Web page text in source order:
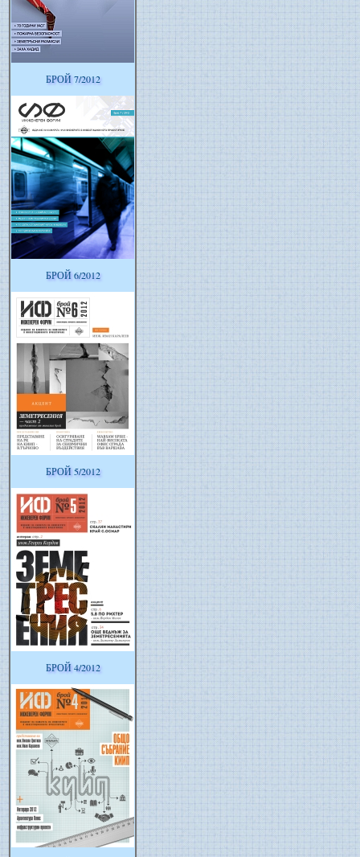
БРОЙ 7/2012
БРОЙ 6/2012
БРОЙ 5/2012
БРОЙ 4/2012